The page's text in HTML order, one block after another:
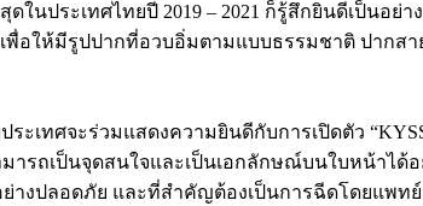
ในประเทศไทยปี 2019 – 2021 ก็รู้สึกยินดีเป็น
อให้มีรูปปากที่อวบอิ่มตามแบบธรรมชาติ ปากส
ทศจะร่วมแสดงความยินดีกับการเปิดตัว
รถเป็นจุดสนใจและเป็นเอกลักษณ์บนใบหน้าได้
งปลอดภัย และที่สำคัญต้องเป็นการฉีดโดยแพท